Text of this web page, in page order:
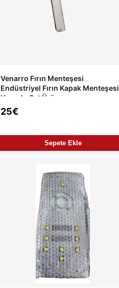
Venarro Fırın Menteşesi
Endüstriyel Fırın Kapak Menteşesi
Uyumlu Set Ürün
25€
Sepete Ekle